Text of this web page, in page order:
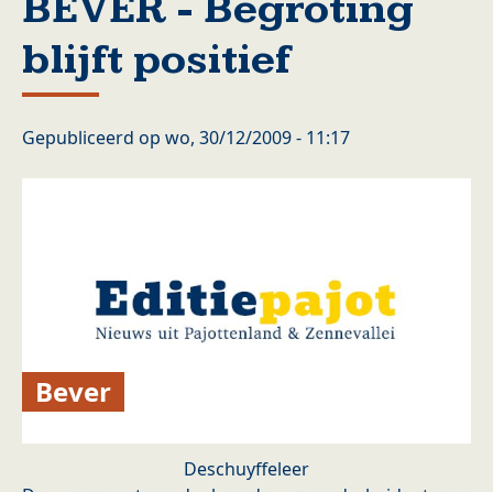
blijft positief
Gepubliceerd op wo, 30/12/2009 - 11:17
Bever
Deschuyffeleer